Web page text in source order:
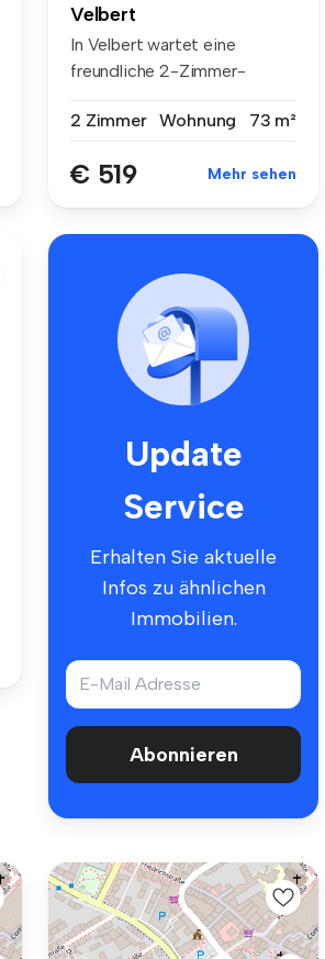
Velbert
In Velbert wartet eine
freundliche 2-Zimmer-
2 Zimmer
Wohnung 73 m²
€ 519 Mehr sehen
Update
Service
Erhalten Sie aktuelle
Infos zu ähnlichen
Immobilien.
Abonnieren